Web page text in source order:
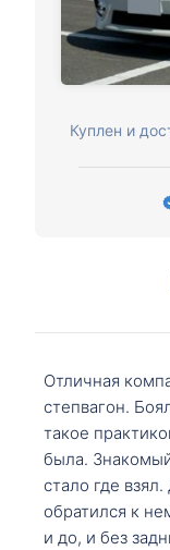
Куплен и
Отличная
степвагон.
такое
была.
стало где
обратился к
и до, и без